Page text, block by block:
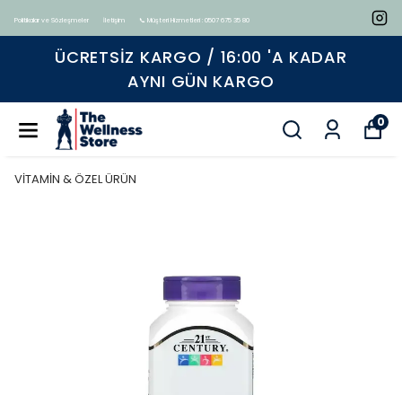
Politikalar ve Sözleşmeler İletişim 📞 Müşteri Hizmetleri : 0507 675 35 80
KARGO / 16:00 'A KADAR
GÜN KARGO
Tüm
0
VİTAMİN & ÖZEL ÜRÜN